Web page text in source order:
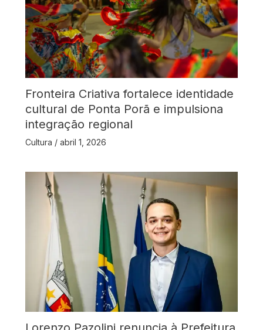
Fronteira Criativa fortalece identidade
cultural de Ponta Porã e impulsiona
integração regional
Cultura / abril 1, 2026